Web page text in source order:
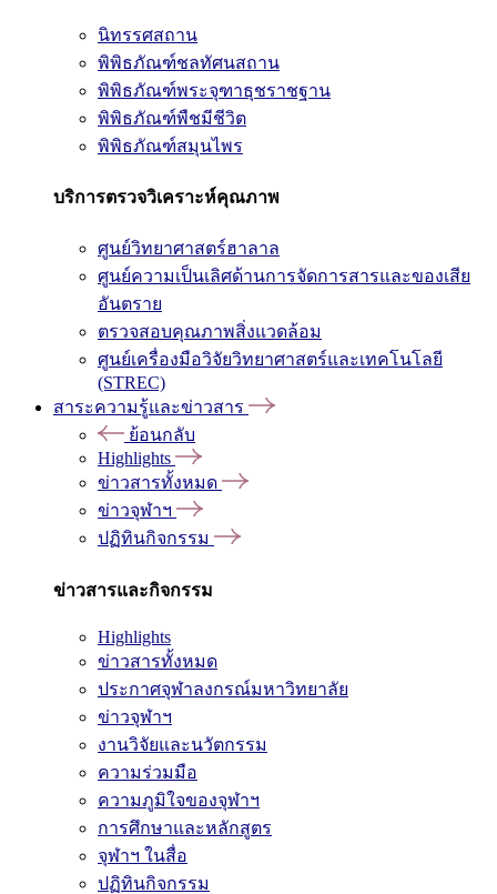
นิทรรศสถาน
พิพิธภัณฑ์ชลทัศนสถาน
พิพิธภัณฑ์พระจุฑาธุชราชฐาน
พิพิธภัณฑ์พืชมีชีวิต
พิพิธภัณฑ์สมุนไพร
บริการตรวจวิเคราะห์คุณภาพ
ศูนย์วิทยาศาสตร์ฮาลาล
ศูนย์ความเป็นเลิศด้านการจัดการสารและของเสีย
อันตราย
ตรวจสอบคุณภาพสิ่งแวดล้อม
ศูนย์เครื่องมือวิจัยวิทยาศาสตร์และเทคโนโลยี
(STREC)
สาระความรู้และข่าวสาร
ย้อนกลับ
Highlights
ข่าวสารทั้งหมด
ข่าวจุฬาฯ
ปฏิทินกิจกรรม
ข่าวสารและกิจกรรม
Highlights
ข่าวสารทั้งหมด
ประกาศจุฬาลงกรณ์มหาวิทยาลัย
ข่าวจุฬาฯ
งานวิจัยและนวัตกรรม
ความร่วมมือ
ความภูมิใจของจุฬาฯ
การศึกษาและหลักสูตร
จุฬาฯ ในสื่อ
ปฏิทินกิจกรรม